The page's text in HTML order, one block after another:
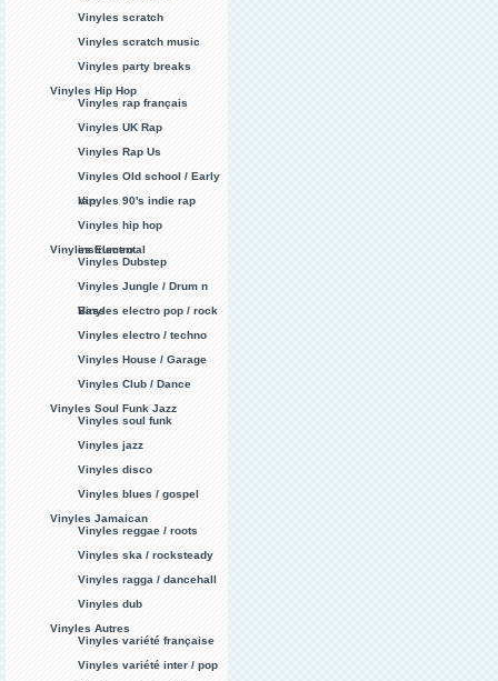
Vinyles scratch
Vinyles scratch music
Vinyles party breaks
Vinyles Hip Hop
Vinyles rap français
Vinyles UK Rap
Vinyles Rap Us
Vinyles Old school / Early
rap
Vinyles 90's indie rap
Vinyles hip hop
instrumental
Vinyles Electro
Vinyles Dubstep
Vinyles Jungle / Drum n
Bass
Vinyles electro pop / rock
Vinyles electro / techno
Vinyles House / Garage
Vinyles Club / Dance
Vinyles Soul Funk Jazz
Vinyles soul funk
Vinyles jazz
Vinyles disco
Vinyles blues / gospel
Vinyles Jamaican
Vinyles reggae / roots
Vinyles ska / rocksteady
Vinyles ragga / dancehall
Vinyles dub
Vinyles Autres
Vinyles variété française
Vinyles variété inter / pop